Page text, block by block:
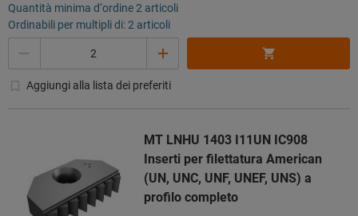
Quantità minima d‘ordine 2 articoli
Ordinabili per multipli di: 2 articoli
Aggiungi alla lista dei preferiti
MT LNHU 1403 I11UN IC908
Inserti per filettatura American
(UN, UNC, UNF, UNEF, UNS) a
profilo completo